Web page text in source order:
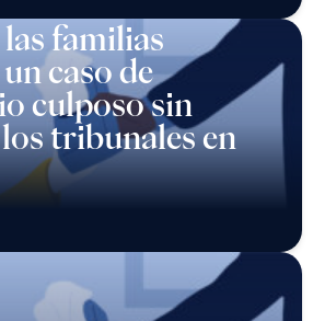
las familias
caso de
culposo sin
tribunales en